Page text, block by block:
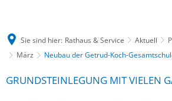
Sie sind hier: Rathaus & Service Aktuell
März
Neubau der Getrud-Koch-
GRUNDSTEINLEGUNG MIT VIELEN